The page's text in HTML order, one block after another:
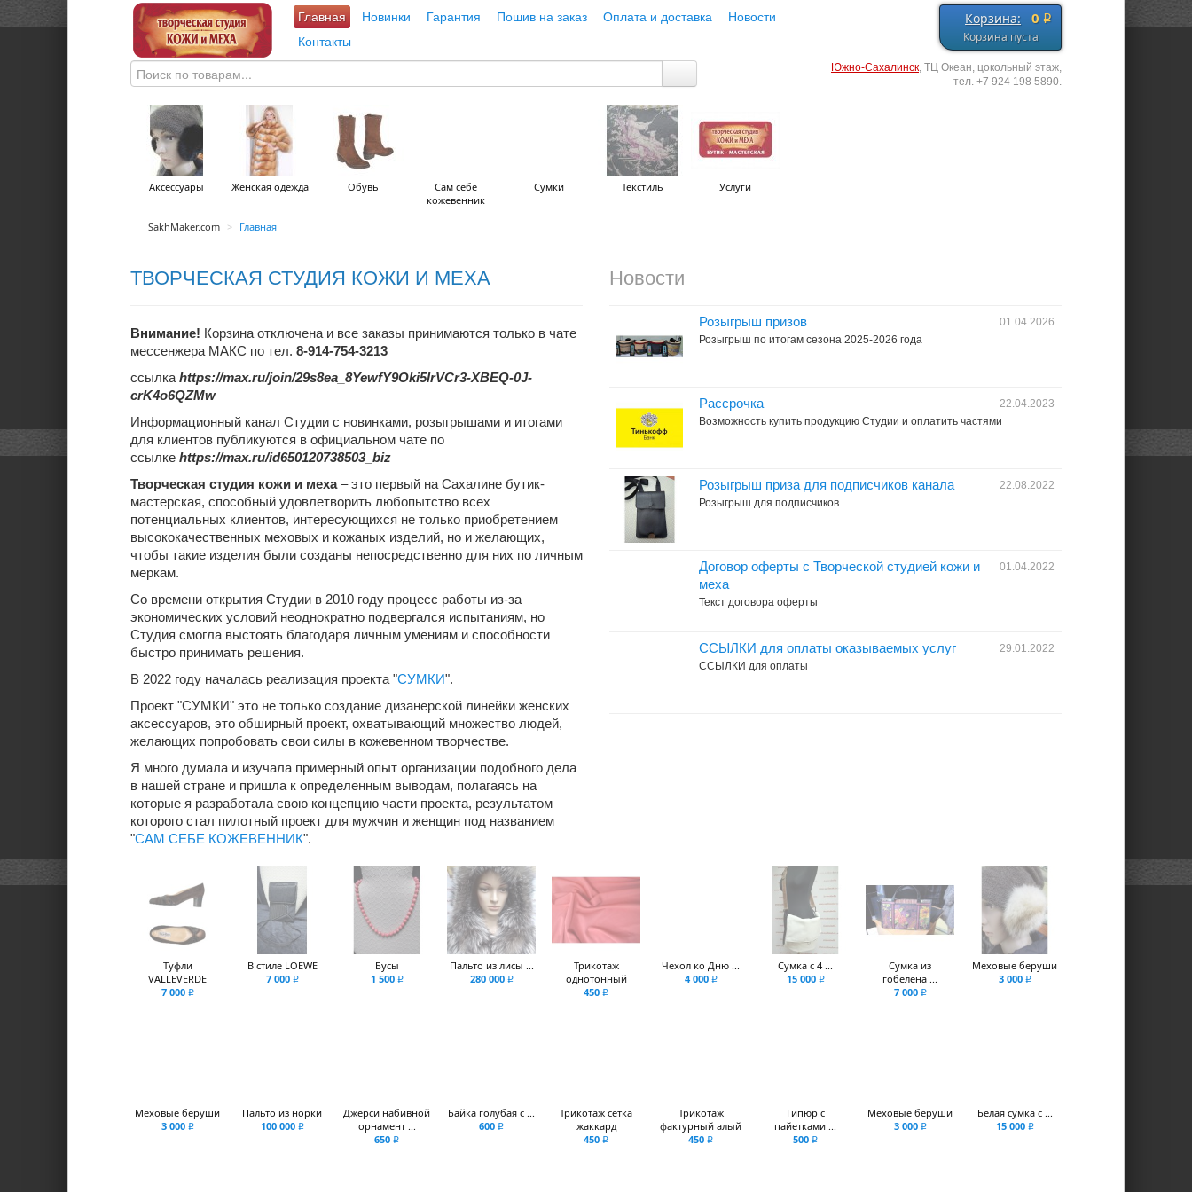
Главная Новинки Гарантия Пошив на заказ Оплата и доставка
Новости
Контакты
Корзина: 0 q
Корзина пуста
Южно-Сахалинск, ТЦ Океан, цокольный этаж,
тел. +7 924 198 5890.
Аксессуары Женская одежда Обувь
Сам себе
кожевенник
Сумки Текстиль Услуги
SakhMaker.com > Главная
ТВОРЧЕСКАЯ СТУДИЯ КОЖИ И МЕХА
Внимание! Корзина отключена и все заказы принимаются только в чате
мессенжера МАКС по тел. 8-914-754-3213
ссылка https://max.ru/join/29s8ea_8YewfY9Oki5lrVCr3-XBEQ-0J-
crK4o6QZMw
Информационный канал Студии с новинками, розыгрышами и итогами
для клиентов публикуются в официальном чате по
ссылке https://max.ru/id650120738503_biz
Творческая студия кожи и меха– это первый на Сахалине бутик-
мастерская, способный удовлетворить любопытство всех
потенциальных клиентов, интересующихся не только приобретением
высококачественных меховых и кожаных изделий, но и желающих,
чтобы такие изделия были созданы непосредственно для них по личным
меркам.
Со времени открытия Студии в 2010 году процесс работы из-за
экономических условий неоднократно подвергался испытаниям, но
Студия смогла выстоять благодаря личным умениям и способности
быстро принимать решения.
В 2022 году началась реализация проекта "СУМКИ".
Проект "СУМКИ" это не только создание дизанерской линейки женских
аксессуаров, это обширный проект, охватывающий множество людей,
желающих попробовать свои силы в кожевенном творчестве.
Я много думала и изучала примерный опыт организации подобного дела
в нашей стране и пришла к определенным выводам, полагаясь на
которые я разработала свою концепцию части проекта, результатом
которого стал пилотный проект для мужчин и женщин под названием
"САМ СЕБЕ КОЖЕВЕННИК".
Новости
01.04.2026
Розыгрыш призов
Розыгрыш по итогам сезона 2025-2026 года
22.04.2023
Рассрочка
Возможность купить продукцию Студии и оплатить частями
22.08.2022
Розыгрыш приза для подписчиков канала
Розыгрыш для подписчиков
01.04.2022
Договор оферты с Творческой студией кожи и
меха
Текст договора оферты
29.01.2022
ССЫЛКИ для оплаты оказываемых услуг
ССЫЛКИ для оплаты
Туфли
VALLEVERDE
7 000 q
В стиле LOEWE
7 000 q
Бусы
1 500 q
Пальто из лисы ...
280 000 q
Трикотаж
однотонный
450 q
Чехол ко Дню ...
4 000 q
Сумка с 4 ...
15 000 q
Сумка из
гобелена ...
7 000 q
Меховые беруши
3 000 q
Меховые беруши
3 000 q
Пальто из норки
100 000 q
Джерси набивной
орнамент ...
650 q
Байка голубая с ...
600 q
Трикотаж сетка
жаккард
450 q
Трикотаж
фактурный алый
450 q
Гипюр с
пайетками ...
500 q
Меховые беруши
3 000 q
Белая сумка с ...
15 000 q